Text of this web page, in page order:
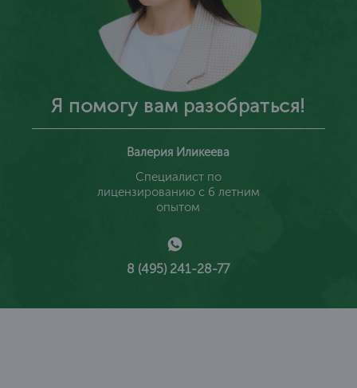
Я помогу вам разобраться!
Валерия Иликеева
Специалист по
лицензированию с 6 летним
опытом
8 (495) 241-28-77